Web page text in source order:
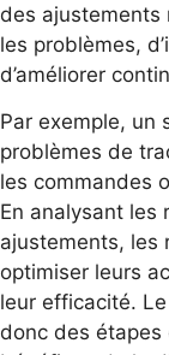
des ajustements
les problèmes,
d’améliorer
Par exemple, un
problèmes de
les commandes
En analysant les
ajustements, les
optimiser leurs
leur efficacité.
donc des étapes